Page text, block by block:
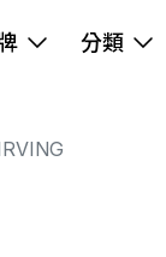
分類